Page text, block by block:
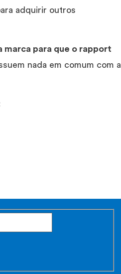
adquirir outros
marca para que o rapport
nada em comum com a